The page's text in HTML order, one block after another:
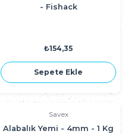
- Fishack
₺154,35
Sepete Ekle
Savex
Alabalık Yemi - 4mm - 1 Kg